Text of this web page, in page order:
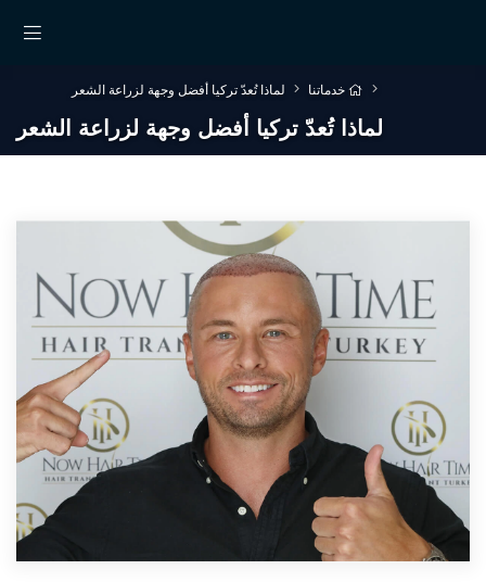
خدماتنا لماذا تُعدّ تركيا أفضل وجهة لزراعة الشعر
لماذا تُعدّ تركيا أفضل وجهة لزراعة الشعر